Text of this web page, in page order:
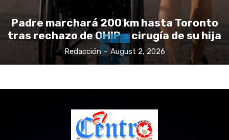
Padre marchará 200 km hasta Toronto
tras rechazo de OHIP a cirugía de su hija
Redacción - August 2, 2026